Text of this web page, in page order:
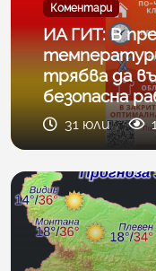
Коментари
ИА ГИТ: В
трябва да
безопасна
31 юли